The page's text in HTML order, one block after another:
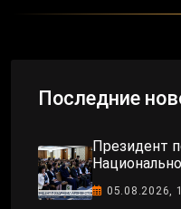
Последние
Президент
05.08.2026,